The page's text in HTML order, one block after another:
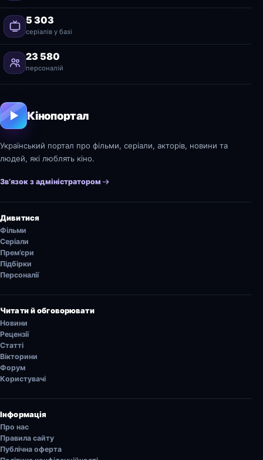
5 303
серіалів у базі
23 580
персоналій
Кінопортал
Український портал про фільми, серіали, акторів, новини та
людей, які люблять кіно.
Зв’язок з адміністратором
Дивитися
Фільми
Серіали
Прем’єри
Підбірки
Персоналії
Читати й обговорювати
Новини
Рецензії
Статті
Вікторини
Форум
Користувачі
Інформація
Про нас
Правила сайту
Публічна оферта